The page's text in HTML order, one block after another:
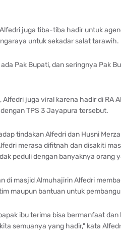
juga tiba-tiba hadir untuk
untuk sekadar salat tarawih.
Pak Bupati, dan seringnya Pak
juga viral karena hadir di RA
TPS 3 Jayapura tersebut.
tindakan Alfedri dan Husni
merasa difitnah dan disakiti
peduli dengan banyaknya orang
di masjid Almuhajirin Alfedri
maupun bantuan untuk
ibu terima bisa bermanfaat
semuanya yang hadir," kata